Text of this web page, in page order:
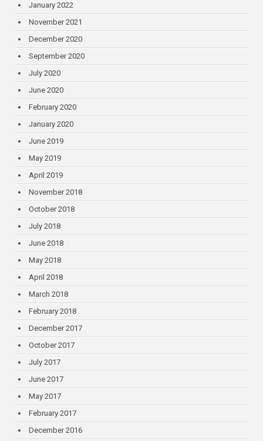
January 2022
November 2021
December 2020
September 2020
July 2020
June 2020
February 2020
January 2020
June 2019
May 2019
April 2019
November 2018
October 2018
July 2018
June 2018
May 2018
April 2018
March 2018
February 2018
December 2017
October 2017
July 2017
June 2017
May 2017
February 2017
December 2016